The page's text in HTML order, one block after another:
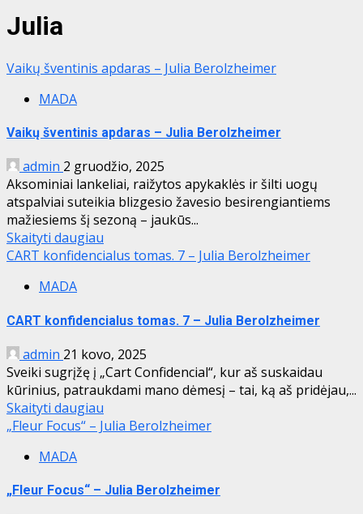
Julia
Vaikų šventinis apdaras – Julia Berolzheimer
MADA
Vaikų šventinis apdaras – Julia Berolzheimer
admin 2 gruodžio, 2025
Aksominiai lankeliai, raižytos apykaklės ir šilti uogų
atspalviai suteikia blizgesio žavesio besirengiantiems
mažiesiems šį sezoną – jaukūs...
Skaityti daugiau
CART konfidencialus tomas. 7 – Julia Berolzheimer
MADA
CART konfidencialus tomas. 7 – Julia Berolzheimer
admin 21 kovo, 2025
Sveiki sugrįžę į „Cart Confidencial“, kur aš suskaidau
kūrinius, patraukdami mano dėmesį – tai, ką aš pridėjau,...
Skaityti daugiau
„Fleur Focus“ – Julia Berolzheimer
MADA
„Fleur Focus“ – Julia Berolzheimer